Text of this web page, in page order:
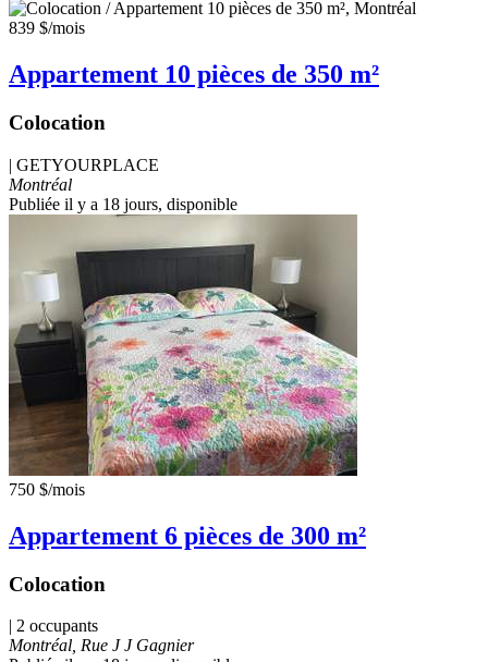
839 $/mois
Appartement 10 pièces de 350 m²
Colocation
| GETYOURPLACE
Montréal
Publiée il y a 18 jours, disponible
750 $/mois
Appartement 6 pièces de 300 m²
Colocation
| 2 occupants
Montréal, Rue J J Gagnier